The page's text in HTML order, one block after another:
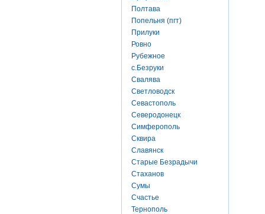
Полтава
Попельня (пгт)
Прилуки
Ровно
Рубежное
с.Безруки
Свалява
Светловодск
Севастополь
Северодонецк
Симферополь
Сквира
Славянск
Старые Безрадычи
Стаханов
Сумы
Счастье
Тернополь